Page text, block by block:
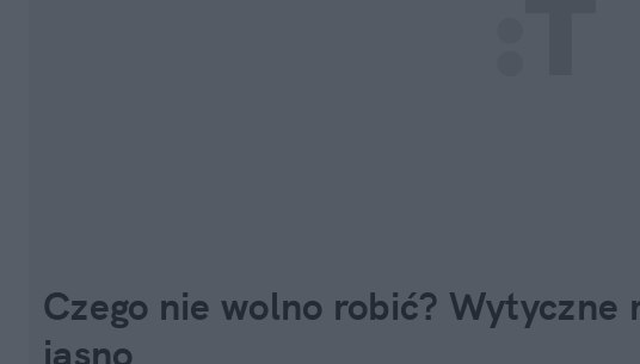
Czego nie wolno robić?
jasno